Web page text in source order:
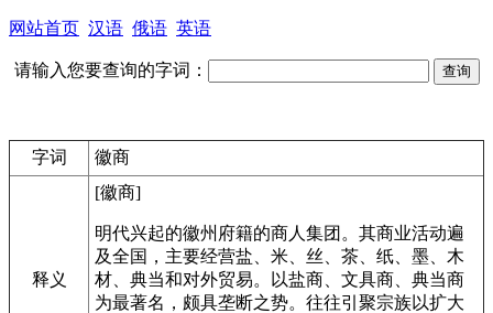
网站首页 汉语 俄语 英语
请输入您要查询的字词：
字词 徽商
释义
[徽商]
明代兴起的徽州府籍的商人集团。其商业活动遍
及全国，主要经营盐、米、丝、茶、纸、墨、木
材、典当和对外贸易。以盐商、文具商、典当商
为最著名，颇具垄断之势。往往引聚宗族以扩大